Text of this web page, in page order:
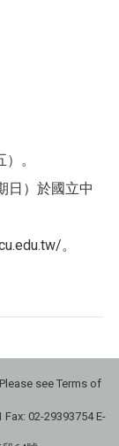
。
日）於國立中
。
see Terms of
Fax: 02-29393754 E-